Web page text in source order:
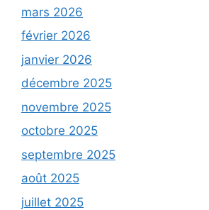
mars 2026
février 2026
janvier 2026
décembre 2025
novembre 2025
octobre 2025
septembre 2025
août 2025
juillet 2025